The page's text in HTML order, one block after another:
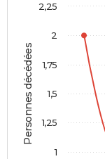
Personnes décédées
1
1,25
1,5
1,75
2
2,25